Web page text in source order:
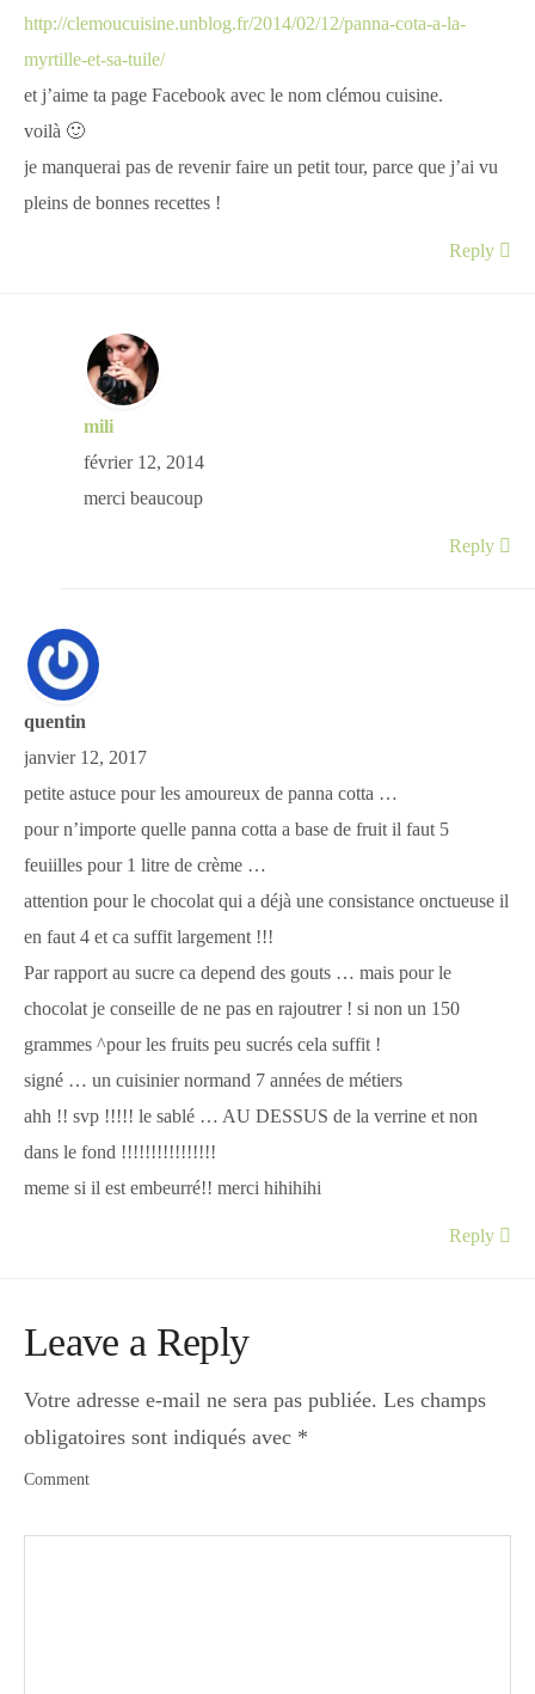
http://clemoucuisine.unblog.fr/2014/02/12/panna-cota-a-la-
myrtille-et-sa-tuile/
et j’aime ta page Facebook avec le nom clémou cuisine.
voilà 🙂
je manquerai pas de revenir faire un petit tour, parce que j’ai vu
pleins de bonnes recettes !
Reply
mili
février 12, 2014
merci beaucoup
Reply
quentin
janvier 12, 2017
petite astuce pour les amoureux de panna cotta …
pour n’importe quelle panna cotta a base de fruit il faut 5
feuiilles pour 1 litre de crème …
attention pour le chocolat qui a déjà une consistance onctueuse il
en faut 4 et ca suffit largement !!!
Par rapport au sucre ca depend des gouts … mais pour le
chocolat je conseille de ne pas en rajoutrer ! si non un 150
grammes ^pour les fruits peu sucrés cela suffit !
signé … un cuisinier normand 7 années de métiers
ahh !! svp !!!!! le sablé … AU DESSUS de la verrine et non
dans le fond !!!!!!!!!!!!!!!!
meme si il est embeurré!! merci hihihihi
Reply
Leave a Reply
Votre adresse e-mail ne sera pas publiée. Les champs
obligatoires sont indiqués avec *
Comment